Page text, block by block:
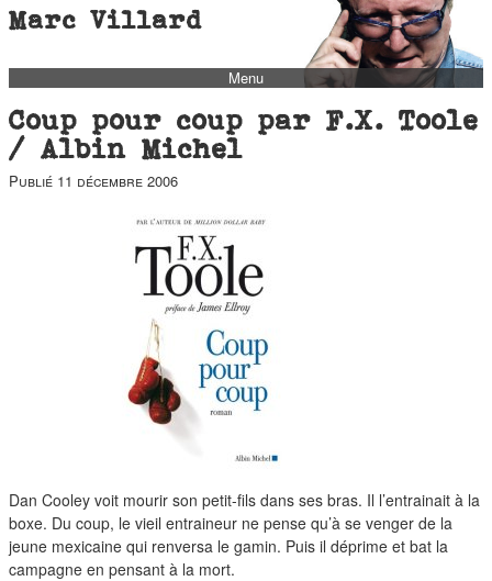
Marc Villard
Menu
biblio
music
autofiction
interviews
polaroid
famille
short stories
duos
Coup pour coup par F.X. Toole
/ Albin Michel
Publié 11 décembre 2006
Dan Cooley voit mourir son petit-fils dans ses bras. Il l’entrainait à la
boxe. Du coup, le vieil entraineur ne pense qu’à se venger de la
jeune mexicaine qui renversa le gamin. Puis il déprime et bat la
campagne en pensant à la mort.